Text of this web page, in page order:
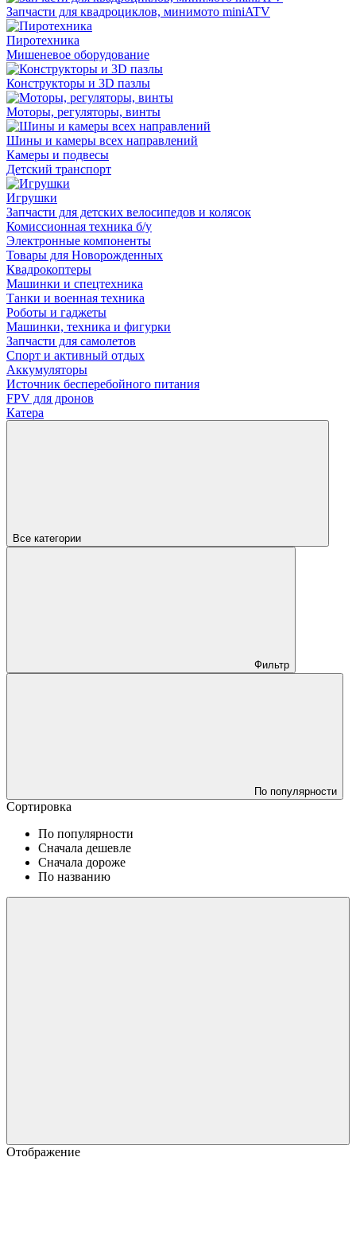
Запчасти для квадроциклов, минимото miniATV
Пиротехника
Мишеневое оборудование
Конструкторы и 3D пазлы
Моторы, регуляторы, винты
Шины и камеры всех направлений
Камеры и подвесы
Детский транспорт
Игрушки
Запчасти для детских велосипедов и колясок
Комиссионная техника б/у
Электронные компоненты
Товары для Новорожденных
Квадрокоптеры
Машинки и спецтехника
Танки и военная техника
Роботы и гаджеты
Машинки, техника и фигурки
Запчасти для самолетов
Спорт и активный отдых
Аккумуляторы
Источник бесперебойного питания
FPV для дронов
Катера
Все категории
Фильтр
По популярности
Сортировка
По популярности
Сначала дешевле
Сначала дороже
По названию
Отображение